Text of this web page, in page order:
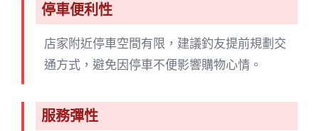
停車便利性
店家附近停車空間有限，建議釣友提前規劃交
通方式，避免因停車不便影響購物心情。
服務彈性